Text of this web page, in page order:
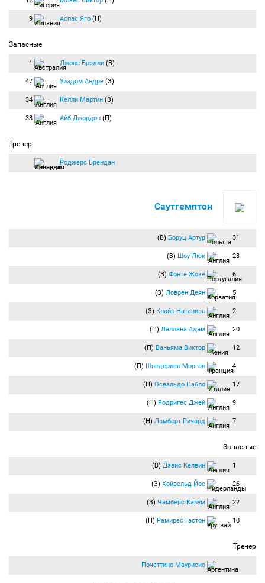
9 Аспас Яго (Н)
Запасные
1 Джонс Брэдли (В)
47 Уиздом Андре (З)
34 Келли Мартин (З)
33 Айб Джордон (П)
Тренер
Роджерс Брендан
Саутгемптон
(В) Боруц Артур 31
(З) Шоу Люк 23
(З) Фонте Жозе 6
(З) Ловрен Деян 5
(З) Клайн Натаниэл 2
(П) Лаллана Адам 20
(П) Ваньяма Виктор 12
(П) Шнедерлен Морган 4
(Н) Освальдо Пабло 17
(Н) Родригес Джей 9
(Н) Ламберт Ричард 7
Запасные
(В) Дэвис Келвин 1
(З) Хойвельд Йос 26
(З) Чэмберс Калум 22
(П) Рамирес Гастон 10
Тренер
Почеттино Маурисио